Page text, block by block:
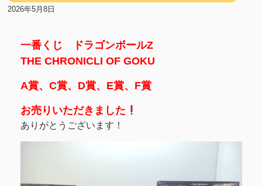
2026年5月8日
一番くじ ドラゴンボールZ
THE CHRONICLI OF GOKU
A賞、C賞、D賞、E賞、F賞
お売りいただきました
ありがとうございます！